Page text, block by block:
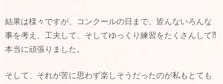
結果は様々ですが、コンクールの日まで、皆んないろんな
事を考え、工夫して、そしてゆっくり練習をたくさんして⁈
本当に頑張りました。
そして、それが苦に思わず楽しそうだったのが私もとても